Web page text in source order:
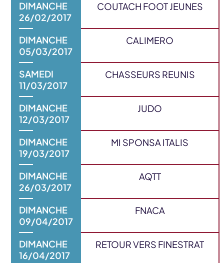
DIMANCHE
26/02/2017
COUTACH FOOT JEUNES
DIMANCHE
05/03/2017
CALIMERO
SAMEDI
11/03/2017
CHASSEURS REUNIS
DIMANCHE
12/03/2017
JUDO
DIMANCHE
19/03/2017
MI SPONSA ITALIS
DIMANCHE
26/03/2017
AQTT
DIMANCHE
09/04/2017
FNACA
DIMANCHE
16/04/2017
RETOUR VERS FINESTRAT